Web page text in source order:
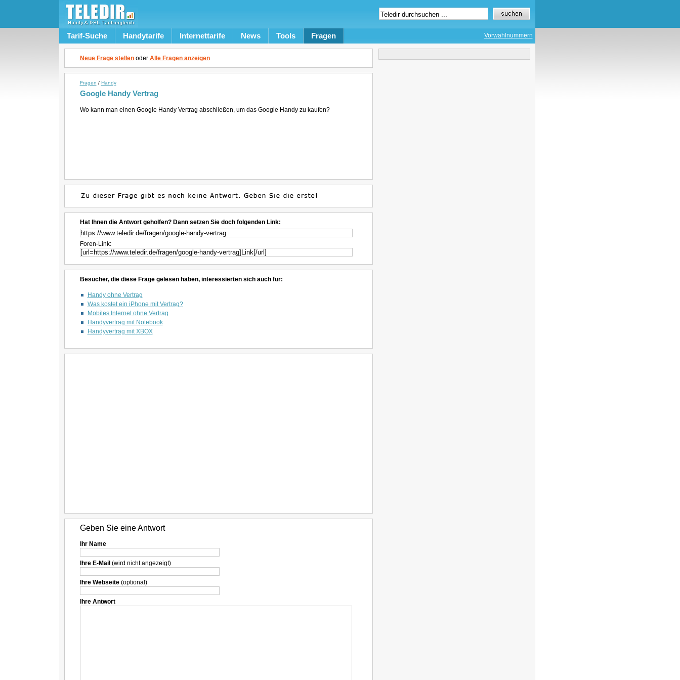
Tarif-Suche Handytarife Internettarife News Tools Fragen Vorwahlnummern
Neue Frage stellenoder Alle Fragen anzeigen
Fragen / Handy
Google Handy Vertrag
Wo kann man einen Google Handy Vertrag abschließen, um das Google Handy zu kaufen?
Hat Ihnen die Antwort geholfen? Dann setzen Sie doch folgenden Link:
Foren-Link:
Besucher, die diese Frage gelesen haben, interessierten sich auch für:
Handy ohne Vertrag
Was kostet ein iPhone mit Vertrag?
Mobiles Internet ohne Vertrag
Handyvertrag mit Notebook
Handyvertrag mit XBOX
Geben Sie eine Antwort
Ihr Name
Ihre E-Mail (wird nicht angezeigt)
Ihre Webseite(optional)
Ihre Antwort